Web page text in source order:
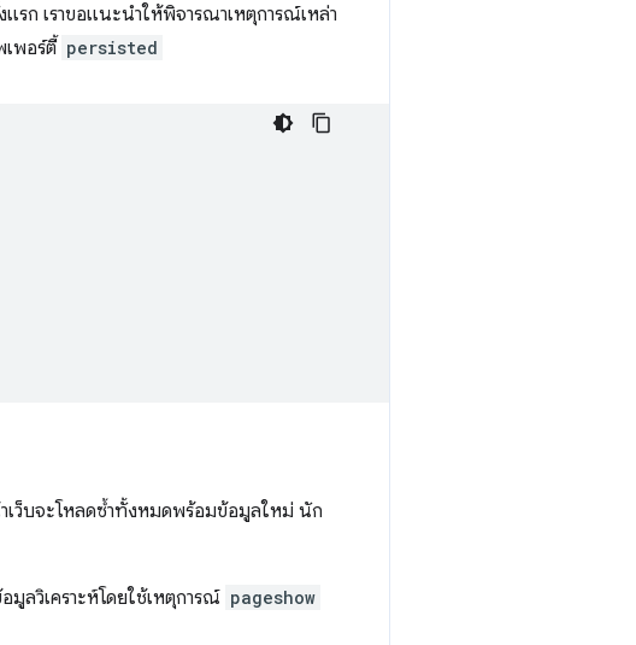
รก เราขอแนะนำให้พิจารณาเหตุการณ์เหล่า
พอร์ตี้ persisted
ว็บจะโหลดซ้ำทั้งหมดพร้อมข้อมูลใหม่ นัก
ลวิเคราะห์โดยใช้เหตุการณ์ pageshow